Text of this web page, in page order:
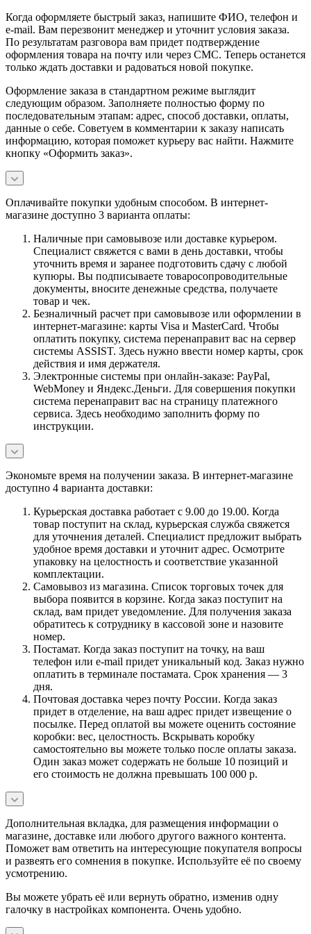
Когда оформляете быстрый заказ, напишите ФИО, телефон и
e-mail. Вам перезвонит менеджер и уточнит условия заказа.
По результатам разговора вам придет подтверждение
оформления товара на почту или через СМС. Теперь останется
только ждать доставки и радоваться новой покупке.
Оформление заказа в стандартном режиме выглядит
следующим образом. Заполняете полностью форму по
последовательным этапам: адрес, способ доставки, оплаты,
данные о себе. Советуем в комментарии к заказу написать
информацию, которая поможет курьеру вас найти. Нажмите
кнопку «Оформить заказ».
Оплачивайте покупки удобным способом. В интернет-
магазине доступно 3 варианта оплаты:
Наличные при самовывозе или доставке курьером.
Специалист свяжется с вами в день доставки, чтобы
уточнить время и заранее подготовить сдачу с любой
купюры. Вы подписываете товаросопроводительные
документы, вносите денежные средства, получаете
товар и чек.
Безналичный расчет при самовывозе или оформлении в
интернет-магазине: карты Visa и MasterCard. Чтобы
оплатить покупку, система перенаправит вас на сервер
системы ASSIST. Здесь нужно ввести номер карты, срок
действия и имя держателя.
Электронные системы при онлайн-заказе: PayPal,
WebMoney и Яндекс.Деньги. Для совершения покупки
система перенаправит вас на страницу платежного
сервиса. Здесь необходимо заполнить форму по
инструкции.
Экономьте время на получении заказа. В интернет-магазине
доступно 4 варианта доставки:
Курьерская доставка работает с 9.00 до 19.00. Когда
товар поступит на склад, курьерская служба свяжется
для уточнения деталей. Специалист предложит выбрать
удобное время доставки и уточнит адрес. Осмотрите
упаковку на целостность и соответствие указанной
комплектации.
Самовывоз из магазина. Список торговых точек для
выбора появится в корзине. Когда заказ поступит на
склад, вам придет уведомление. Для получения заказа
обратитесь к сотруднику в кассовой зоне и назовите
номер.
Постамат. Когда заказ поступит на точку, на ваш
телефон или e-mail придет уникальный код. Заказ нужно
оплатить в терминале постамата. Срок хранения — 3
дня.
Почтовая доставка через почту России. Когда заказ
придет в отделение, на ваш адрес придет извещение о
посылке. Перед оплатой вы можете оценить состояние
коробки: вес, целостность. Вскрывать коробку
самостоятельно вы можете только после оплаты заказа.
Один заказ может содержать не больше 10 позиций и
его стоимость не должна превышать 100 000 р.
Дополнительная вкладка, для размещения информации о
магазине, доставке или любого другого важного контента.
Поможет вам ответить на интересующие покупателя вопросы
и развеять его сомнения в покупке. Используйте её по своему
усмотрению.
Вы можете убрать её или вернуть обратно, изменив одну
галочку в настройках компонента. Очень удобно.